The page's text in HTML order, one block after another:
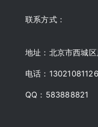
联系方式：
地址：北京市西城
电话：13021081126
QQ：583888821